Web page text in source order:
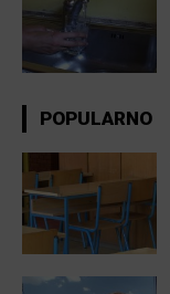
POPULARNO